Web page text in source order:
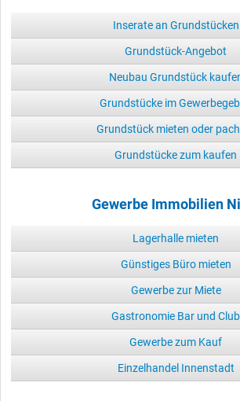
Inserate an Grundstücken
Grundstück-Angebot
Neubau Grundstück
Grundstücke im
Grundstück mieten oder
Grundstücke zum kaufen
Gewerbe Immobilien
Lagerhalle mieten
Günstiges Büro mieten
Gewerbe zur Miete
Gastronomie Bar und Club
Gewerbe zum Kauf
Einzelhandel Innenstadt